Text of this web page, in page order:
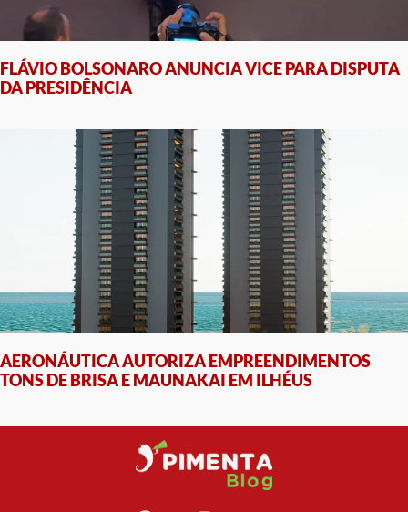
FLÁVIO BOLSONARO ANUNCIA VICE PARA DISPUTA
DA PRESIDÊNCIA
AERONÁUTICA AUTORIZA EMPREENDIMENTOS
TONS DE BRISA E MAUNAKAI EM ILHÉUS